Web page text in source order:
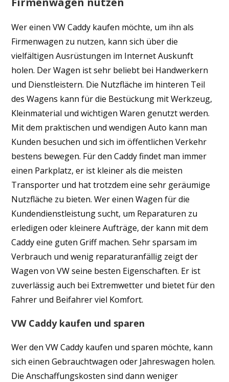
Wer einen VW Caddy kaufen möchte, um ihn als
Firmenwagen zu nutzen, kann sich über die
vielfältigen Ausrüstungen im Internet Auskunft
holen. Der Wagen ist sehr beliebt bei Handwerkern
und Dienstleistern. Die Nutzfläche im hinteren Teil
des Wagens kann für die Bestückung mit Werkzeug,
Kleinmaterial und wichtigen Waren genutzt werden.
Mit dem praktischen und wendigen Auto kann man
Kunden besuchen und sich im öffentlichen Verkehr
bestens bewegen. Für den Caddy findet man immer
einen Parkplatz, er ist kleiner als die meisten
Transporter und hat trotzdem eine sehr geräumige
Nutzfläche zu bieten. Wer einen Wagen für die
Kundendienstleistung sucht, um Reparaturen zu
erledigen oder kleinere Aufträge, der kann mit dem
Caddy eine guten Griff machen. Sehr sparsam im
Verbrauch und wenig reparaturanfällig zeigt der
Wagen von VW seine besten Eigenschaften. Er ist
zuverlässig auch bei Extremwetter und bietet für den
Fahrer und Beifahrer viel Komfort.
VW Caddy kaufen und sparen
Wer den VW Caddy kaufen und sparen möchte, kann
sich einen Gebrauchtwagen oder Jahreswagen holen.
Die Anschaffungskosten sind dann weniger